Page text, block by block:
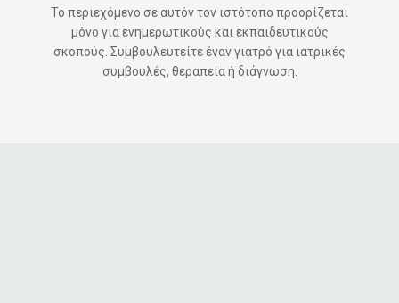
Το περιεχόμενο σε αυτόν τον ιστότοπο προορίζεται
μόνο για ενημερωτικούς και εκπαιδευτικούς
σκοπούς. Συμβουλευτείτε έναν γιατρό για ιατρικές
συμβουλές, θεραπεία ή διάγνωση.